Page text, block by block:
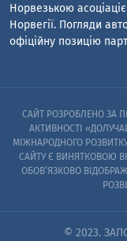
Норвезькою
Норвегії. Погляди
офіційну позицію
САЙТ РОЗРОБЛЕНО ЗА
АКТИВНОСТІ
МІЖНАРОДНОГО РОЗВИТКУ
САЙТУ Є ВИНЯТКОВОЮ
ОБОВ’ЯЗКОВО
© 2023.